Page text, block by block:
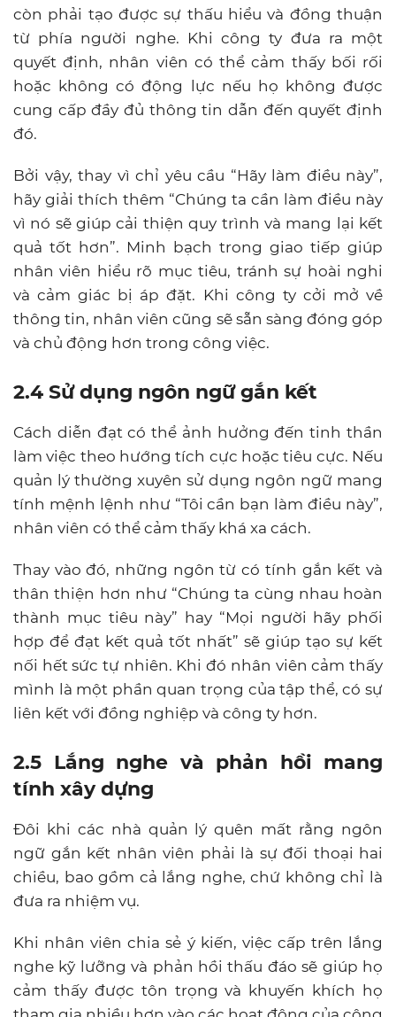
còn phải tạo được sự thấu hiểu và đồng thuận
từ phía người nghe. Khi công ty đưa ra một
quyết định, nhân viên có thể cảm thấy bối rối
hoặc không có động lực nếu họ không được
cung cấp đầy đủ thông tin dẫn đến quyết định
đó.
Bởi vậy, thay vì chỉ yêu cầu “Hãy làm điều này”,
hãy giải thích thêm “Chúng ta cần làm điều này
vì nó sẽ giúp cải thiện quy trình và mang lại kết
quả tốt hơn”. Minh bạch trong giao tiếp giúp
nhân viên hiểu rõ mục tiêu, tránh sự hoài nghi
và cảm giác bị áp đặt. Khi công ty cởi mở về
thông tin, nhân viên cũng sẽ sẵn sàng đóng góp
và chủ động hơn trong công việc.
2.4 Sử dụng ngôn ngữ gắn kết
Cách diễn đạt có thể ảnh hưởng đến tinh thần
làm việc theo hướng tích cực hoặc tiêu cực. Nếu
quản lý thường xuyên sử dụng ngôn ngữ mang
tính mệnh lệnh như “Tôi cần bạn làm điều này”,
nhân viên có thể cảm thấy khá xa cách.
Thay vào đó, những ngôn từ có tính gắn kết và
thân thiện hơn như “Chúng ta cùng nhau hoàn
thành mục tiêu này” hay “Mọi người hãy phối
hợp để đạt kết quả tốt nhất” sẽ giúp tạo sự kết
nối hết sức tự nhiên. Khi đó nhân viên cảm thấy
mình là một phần quan trọng của tập thể, có sự
liên kết với đồng nghiệp và công ty hơn.
2.5 Lắng nghe và phản hồi mang
tính xây dựng
Đôi khi các nhà quản lý quên mất rằng ngôn
ngữ gắn kết nhân viên phải là sự đối thoại hai
chiều, bao gồm cả lắng nghe, chứ không chỉ là
đưa ra nhiệm vụ.
Khi nhân viên chia sẻ ý kiến, việc cấp trên lắng
nghe kỹ lưỡng và phản hồi thấu đáo sẽ giúp họ
cảm thấy được tôn trọng và khuyến khích họ